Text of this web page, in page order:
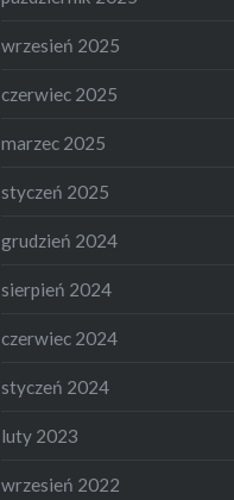
wrzesień 2025
czerwiec 2025
marzec 2025
styczeń 2025
grudzień 2024
sierpień 2024
czerwiec 2024
styczeń 2024
luty 2023
wrzesień 2022